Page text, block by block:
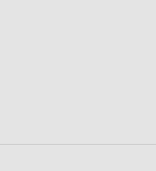
ご利用の皆様にはおひとり